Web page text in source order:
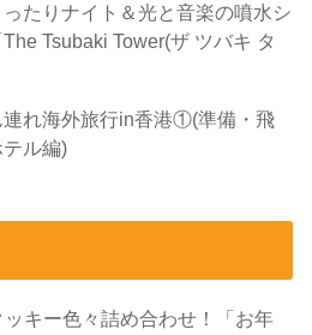
ったりナイト＆光と音楽の噴水シ
The Tsubaki Tower(ザ ツバキ タ
連れ海外旅行in香港①(準備・飛
ル編)
キー色々詰め合わせ！「お年